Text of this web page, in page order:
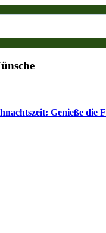
Genieße die